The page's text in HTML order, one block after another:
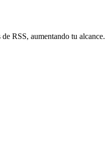
RSS, aumentando tu alcance.